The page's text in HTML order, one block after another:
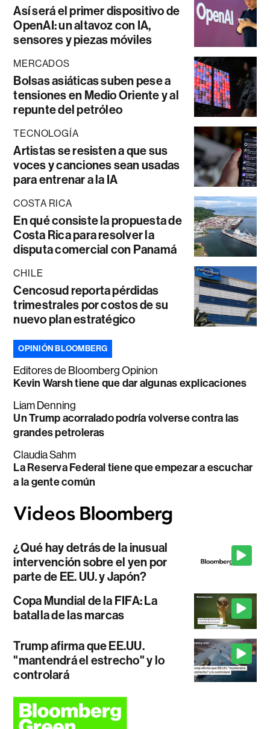
Así será el primer dispositivo de
OpenAI: un altavoz con IA,
sensores y piezas móviles
MERCADOS
Bolsas asiáticas suben pese a
tensiones en Medio Oriente y al
repunte del petróleo
TECNOLOGÍA
Artistas se resisten a que sus
voces y canciones sean usadas
para entrenar a la IA
COSTA RICA
En qué consiste la propuesta de
Costa Rica para resolver la
disputa comercial con Panamá
CHILE
Cencosud reporta pérdidas
trimestrales por costos de su
nuevo plan estratégico
OPINIÓN BLOOMBERG
Editores de Bloomberg Opinion
Kevin Warsh tiene que dar algunas explicaciones
Liam Denning
Un Trump acorralado podría volverse contra las
grandes petroleras
Claudia Sahm
La Reserva Federal tiene que empezar a escuchar
a la gente común
¿Qué hay detrás de la inusual
intervención sobre el yen por
parte de EE. UU. y Japón?
Copa Mundial de la FIFA: La
batalla de las marcas
Trump afirma que EE.UU.
"mantendrá el estrecho" y lo
controlará